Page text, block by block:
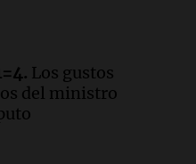
mejorar la
aérea y digital
Los gustos
del ministro